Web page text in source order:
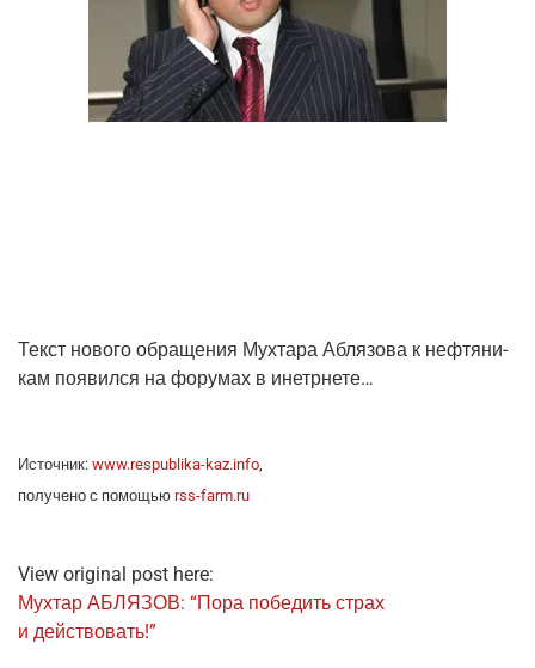
Текст ново­го обра­ще­ния Мух­та­ра Абля­зо­ва к неф­тя­ни­
кам появил­ся на фору­мах в инетрнете…
Источ­ник: www.respublika-kaz.info
полу­че­но с помо­щью rss-farm.ru
View original post here:
Мух­тар АБЛЯЗОВ: “Пора побе­дить страх
и действовать!”